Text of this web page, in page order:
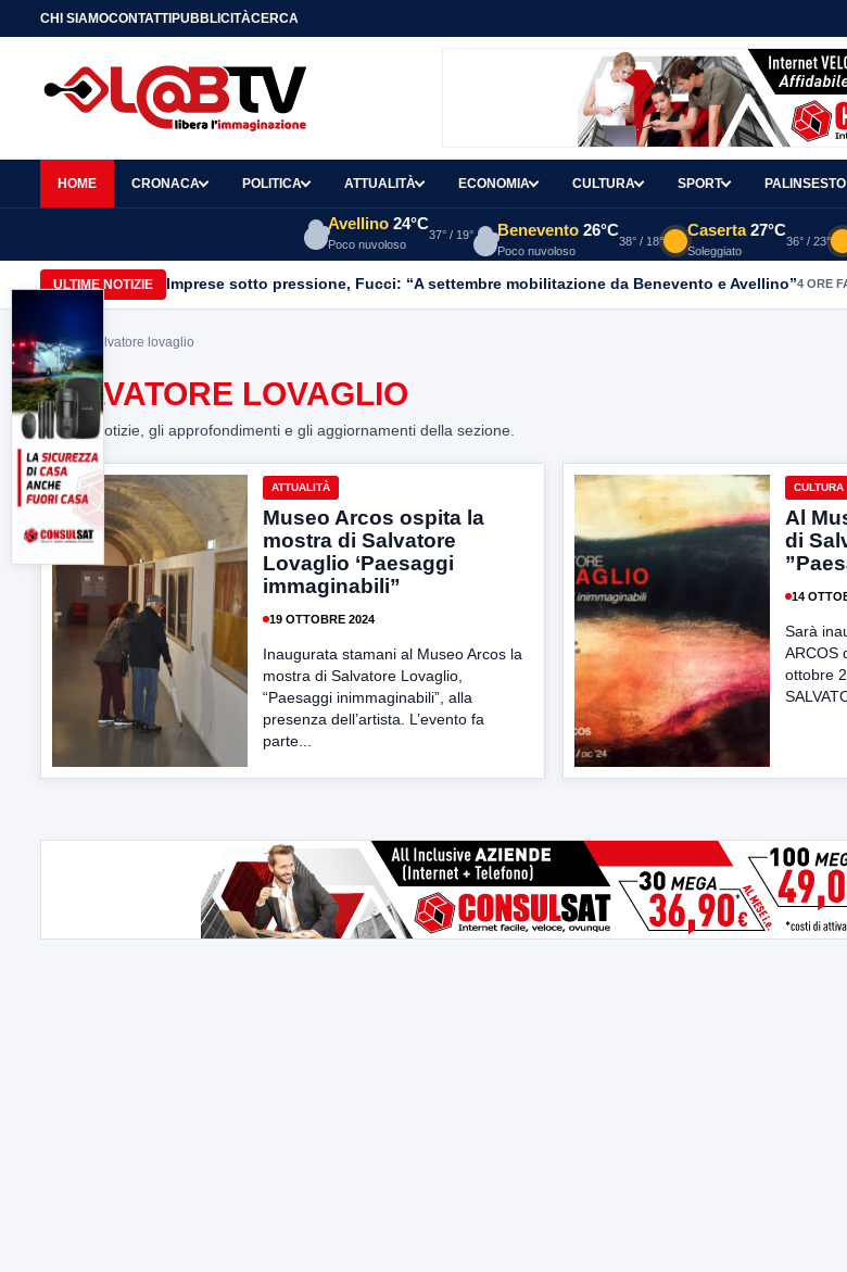
CHI SIAMOCONTATTIPUBBLICITÀCERCA
HOME CRONACA POLITICA ATTUALITÀ ECONOMIA CULTURA SPORT PALINSESTO
Avellino 24°C
Poco nuvoloso
37° / 19° Benevento 26°C
Poco nuvoloso
38° / 18°
Caserta 27°C
Soleggiato
36° / 23°
ULTIME NOTIZIE Imprese sotto pressione, Fucci: “A settembre mobilitazione da Benevento e Avellino”4 ORE
Home> salvatore lovaglio
SALVATORE LOVAGLIO
Tutte le notizie, gli approfondimenti e gli aggiornamenti della sezione.
ATTUALITÀ
Museo Arcos ospita la
mostra di Salvatore
Lovaglio ‘Paesaggi
immaginabili”
19 OTTOBRE 2024
Inaugurata stamani al Museo Arcos la
mostra di Salvatore Lovaglio,
“Paesaggi inimmaginabili”, alla
presenza dell’artista. L’evento fa
parte...
CULTURA
Al
di
14
Sarà
ARCOS
ottobre